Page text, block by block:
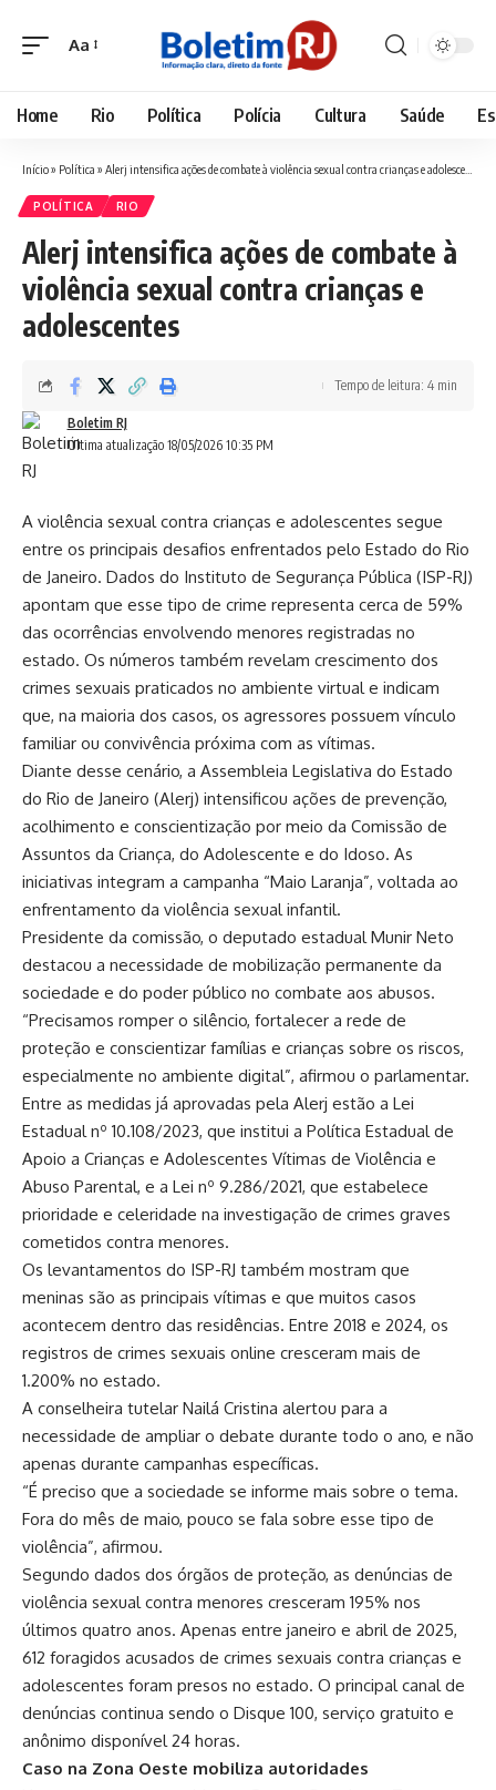
Font
Aa
Home Rio Política Polícia Cultura Saúde
Início» Política » Alerj intensifica ações de combate à violência sexual contra crianças e adolescentes
POLÍTICA RIO
Alerj intensifica ações de combate à
violência sexual contra crianças e
adolescentes
Última atualização 18/05/2026 10:35 PM
Boletim RJ
Tempo de leitura: 4 min
A violência sexual contra crianças e adolescentes segue
entre os principais desafios enfrentados pelo Estado do Rio
de Janeiro. Dados do Instituto de Segurança Pública (ISP-RJ)
apontam que esse tipo de crime representa cerca de 59%
das ocorrências envolvendo menores registradas no
estado. Os números também revelam crescimento dos
crimes sexuais praticados no ambiente virtual e indicam
que, na maioria dos casos, os agressores possuem vínculo
familiar ou convivência próxima com as vítimas.
Diante desse cenário, a Assembleia Legislativa do Estado
do Rio de Janeiro (Alerj) intensificou ações de prevenção,
acolhimento e conscientização por meio da Comissão de
Assuntos da Criança, do Adolescente e do Idoso. As
iniciativas integram a campanha “Maio Laranja”, voltada ao
enfrentamento da violência sexual infantil.
Presidente da comissão, o deputado estadual Munir Neto
destacou a necessidade de mobilização permanente da
sociedade e do poder público no combate aos abusos.
“Precisamos romper o silêncio, fortalecer a rede de
proteção e conscientizar famílias e crianças sobre os riscos,
especialmente no ambiente digital”, afirmou o parlamentar.
Entre as medidas já aprovadas pela Alerj estão a Lei
Estadual nº 10.108/2023, que institui a Política Estadual de
Apoio a Crianças e Adolescentes Vítimas de Violência e
Abuso Parental, e a Lei nº 9.286/2021, que estabelece
prioridade e celeridade na investigação de crimes graves
cometidos contra menores.
Os levantamentos do ISP-RJ também mostram que
meninas são as principais vítimas e que muitos casos
acontecem dentro das residências. Entre 2018 e 2024, os
registros de crimes sexuais online cresceram mais de
1.200% no estado.
A conselheira tutelar Nailá Cristina alertou para a
necessidade de ampliar o debate durante todo o ano, e não
apenas durante campanhas específicas.
“É preciso que a sociedade se informe mais sobre o tema.
Fora do mês de maio, pouco se fala sobre esse tipo de
violência”, afirmou.
Segundo dados dos órgãos de proteção, as denúncias de
violência sexual contra menores cresceram 195% nos
últimos quatro anos. Apenas entre janeiro e abril de 2025,
612 foragidos acusados de crimes sexuais contra crianças e
adolescentes foram presos no estado. O principal canal de
denúncias continua sendo o Disque 100, serviço gratuito e
anônimo disponível 24 horas.
Caso na Zona Oeste mobiliza autoridades